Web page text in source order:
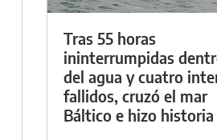
Tras 55 horas
ininterrumpidas
del agua y cuatro
fallidos, cruzó el mar
Báltico e hizo historia